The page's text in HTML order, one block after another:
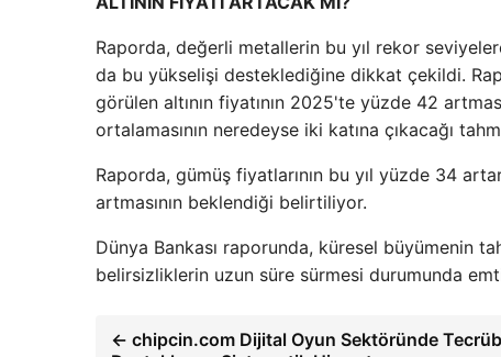
Raporda, değerli metallerin bu yıl rekor
da bu yükselişi desteklediğine dikkat çekildi.
görülen altının fiyatının 2025'te yüzde 42
ortalamasının neredeyse iki katına çıkacağı
Raporda, gümüş fiyatlarının bu yıl yüzde 34
artmasının beklendiği belirtiliyor.
Dünya Bankası raporunda, küresel büyümenin
belirsizliklerin uzun süre sürmesi durumunda
← chipcin.com Dijital Oyun Sektöründe